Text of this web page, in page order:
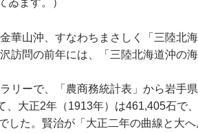
華山沖、すなわちまさしく「三陸北
訪問の前年には、「三陸北海道沖の
リーで、「農商務統計表」から岩手
大正2年（1913年）は461,405石で
した。賢治が「大正二年の曲線と大